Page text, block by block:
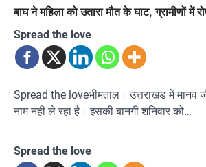
बाघ ने महिला को उतारा मौत के घाट, ग्रामीणों में
Spread the love
Spread the loveभीमताल। उत्तराखंड में मानव
नाम नही ले रहा है। इसकी बानगी शनिवार को…
Spread the love